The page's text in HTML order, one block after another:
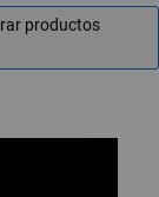
productos